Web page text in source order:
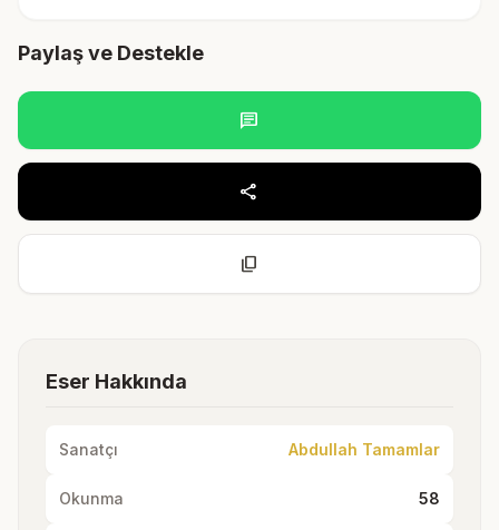
Paylaş ve Destekle
chat
share
content_copy
Eser Hakkında
Sanatçı Abdullah Tamamlar
Okunma 58